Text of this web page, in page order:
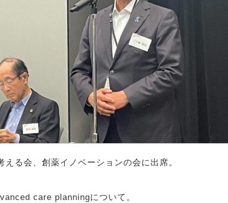
える会、創薬イノベーションの会に出席。
care planningについて。